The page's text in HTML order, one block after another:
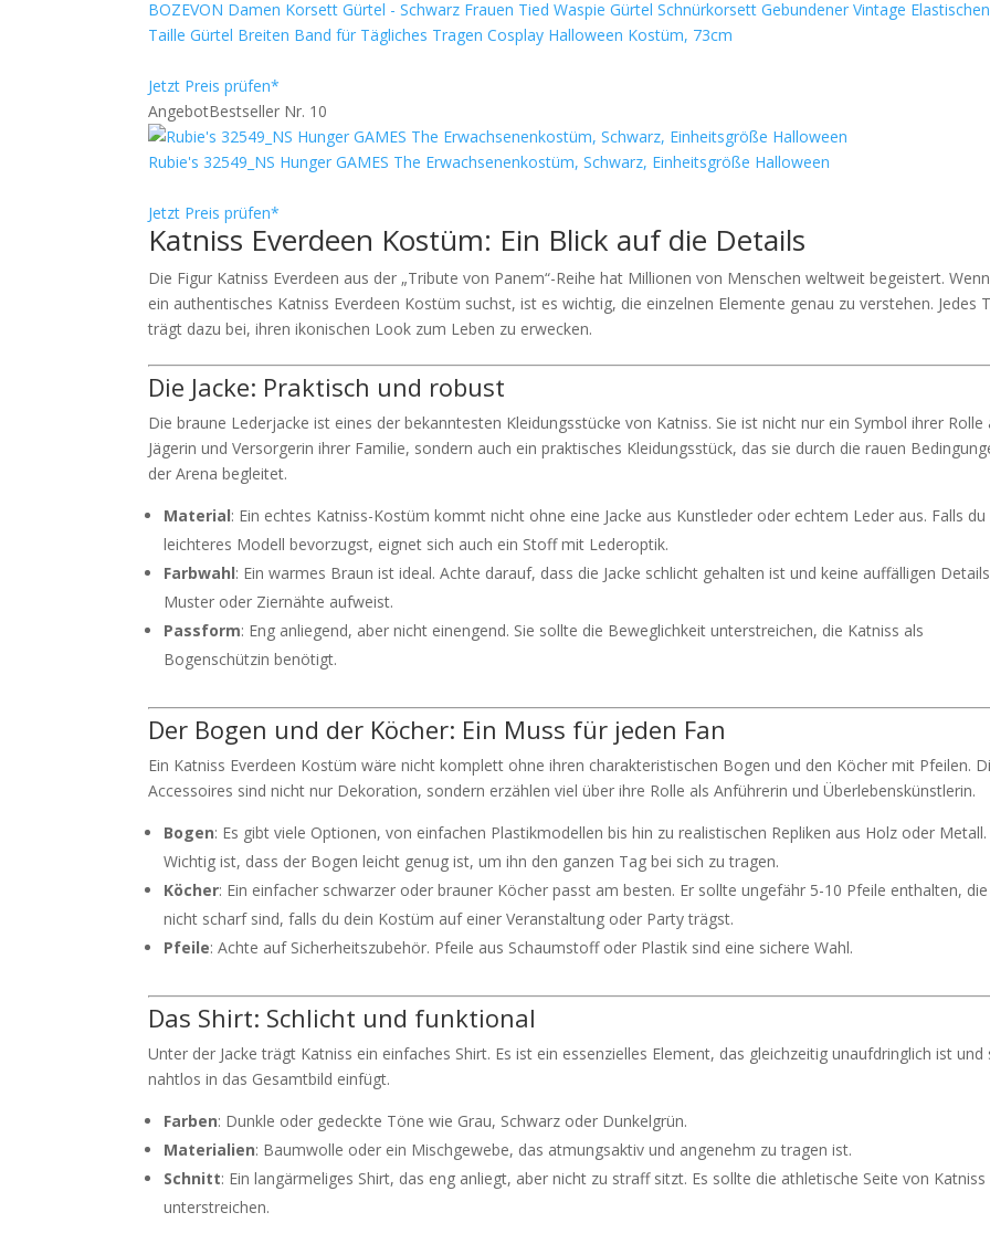
BOZEVON Damen Korsett Gürtel - Schwarz Frauen Tied Waspie Gürtel Schnürkorsett Gebundener Vintage Elastischen
Taille Gürtel Breiten Band für Tägliches Tragen Cosplay Halloween Kostüm, 73cm
Jetzt Preis prüfen*
AngebotBestseller Nr. 10
Rubie's 32549_NS Hunger GAMES The Erwachsenenkostüm, Schwarz, Einheitsgröße Halloween
Jetzt Preis prüfen*
Katniss Everdeen Kostüm: Ein Blick auf die Details
Die Figur Katniss Everdeen aus der „Tribute von Panem“-Reihe hat Millionen von Menschen weltweit begeistert.
ein authentisches Katniss Everdeen Kostüm suchst, ist es wichtig, die einzelnen Elemente genau zu verstehen. Jedes
trägt dazu bei, ihren ikonischen Look zum Leben zu erwecken.
Die Jacke: Praktisch und robust
Die braune Lederjacke ist eines der bekanntesten Kleidungsstücke von Katniss. Sie ist nicht nur ein Symbol ihrer Rolle
Jägerin und Versorgerin ihrer Familie, sondern auch ein praktisches Kleidungsstück, das sie durch die rauen
der Arena begleitet.
Material: Ein echtes Katniss-Kostüm kommt nicht ohne eine Jacke aus Kunstleder oder echtem Leder aus. Falls du
leichteres Modell bevorzugst, eignet sich auch ein Stoff mit Lederoptik.
Farbwahl: Ein warmes Braun ist ideal. Achte darauf, dass die Jacke schlicht gehalten ist und keine auffälligen
Muster oder Ziernähte aufweist.
Passform: Eng anliegend, aber nicht einengend. Sie sollte die Beweglichkeit unterstreichen, die Katniss als
Bogenschützin benötigt.
Der Bogen und der Köcher: Ein Muss für jeden Fan
Ein Katniss Everdeen Kostüm wäre nicht komplett ohne ihren charakteristischen Bogen und den Köcher mit Pfeilen.
Accessoires sind nicht nur Dekoration, sondern erzählen viel über ihre Rolle als Anführerin und Überlebenskünstlerin.
Bogen: Es gibt viele Optionen, von einfachen Plastikmodellen bis hin zu realistischen Repliken aus Holz oder Metall.
Wichtig ist, dass der Bogen leicht genug ist, um ihn den ganzen Tag bei sich zu tragen.
Köcher: Ein einfacher schwarzer oder brauner Köcher passt am besten. Er sollte ungefähr 5-10 Pfeile enthalten, die
nicht scharf sind, falls du dein Kostüm auf einer Veranstaltung oder Party trägst.
Pfeile: Achte auf Sicherheitszubehör. Pfeile aus Schaumstoff oder Plastik sind eine sichere Wahl.
Das Shirt: Schlicht und funktional
Unter der Jacke trägt Katniss ein einfaches Shirt. Es ist ein essenzielles Element, das gleichzeitig unaufdringlich ist und
nahtlos in das Gesamtbild einfügt.
Farben: Dunkle oder gedeckte Töne wie Grau, Schwarz oder Dunkelgrün.
Materialien: Baumwolle oder ein Mischgewebe, das atmungsaktiv und angenehm zu tragen ist.
Schnitt: Ein langärmeliges Shirt, das eng anliegt, aber nicht zu straff sitzt. Es sollte die athletische Seite von Katniss
unterstreichen.